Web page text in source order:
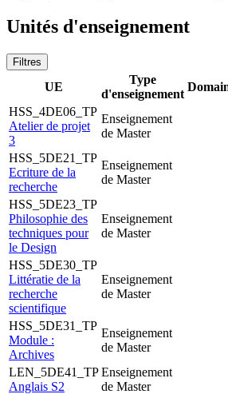
Unités d'enseignement
Filtres
UE
Type
d'enseignement
HSS_4DE06_TP
Atelier de projet
3
Enseignement
de Master
HSS_5DE21_TP
Ecriture de la
recherche
Enseignement
de Master
HSS_5DE23_TP
Philosophie des
techniques pour
le Design
Enseignement
de Master
HSS_5DE30_TP
Littératie de la
recherche
scientifique
Enseignement
de Master
HSS_5DE31_TP
Module :
Archives
Enseignement
de Master
LEN_5DE41_TP
Anglais S2
Enseignement
de Master